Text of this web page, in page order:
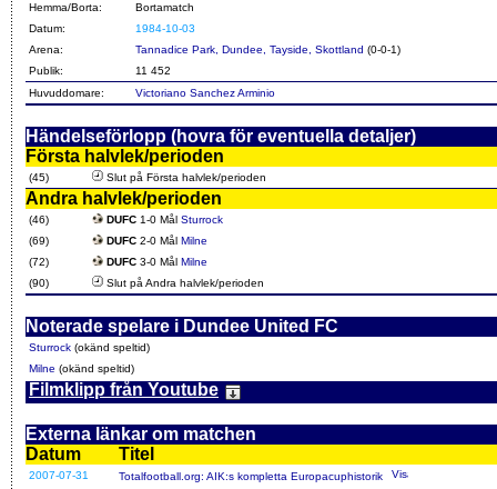
Hemma/Borta:
Bortamatch
Datum:
1984-10-03
Arena:
Tannadice Park, Dundee, Tayside, Skottland (0-0-1)
Publik:
11 452
Huvuddomare:
Victoriano Sanchez Arminio
Händelseförlopp (hovra för eventuella detaljer)
Första halvlek/perioden
(45) Slut på Första halvlek/perioden
Andra halvlek/perioden
(46) DUFC 1-0 Mål Sturrock
(69)
DUFC 2-0 Mål Milne
(72)
DUFC 3-0 Mål Milne
(90)
Slut på Andra halvlek/perioden
Noterade spelare i Dundee United FC
Sturrock (okänd speltid)
Milne (okänd speltid)
Filmklipp från Youtube
Externa länkar om matchen
Datum
Titel
2007-07-31 Totalfootball.org: AIK:s kompletta Europacuphistorik